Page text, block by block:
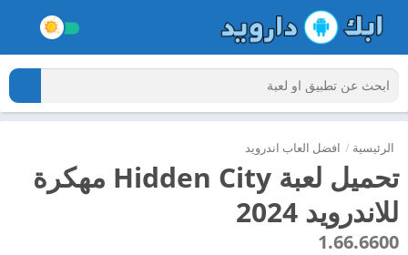
الرئيسية / افضل العاب اندرويد
تحميل لعبة Hidden City مهكرة
للاندرويد 2024
1.66.6600